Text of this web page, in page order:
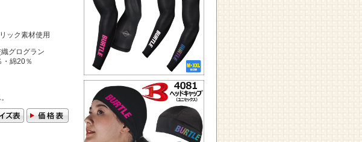
ック素材使用
グログラン
綿20％